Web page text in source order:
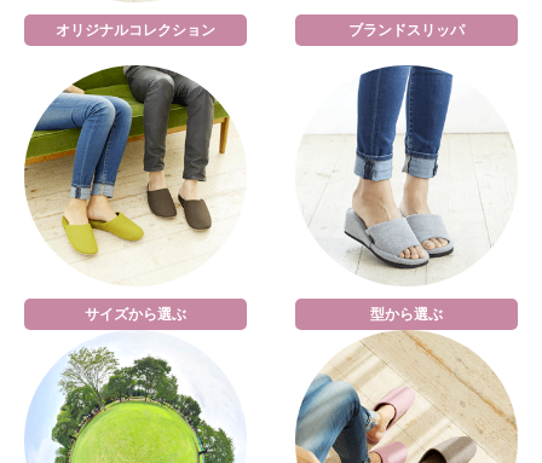
オリジナルコレクション ブランドスリッパ
サイズから選ぶ 型から選ぶ